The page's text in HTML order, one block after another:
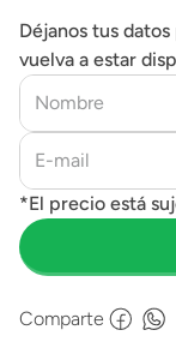
Déjanos tus
vuelva a estar
Comparte